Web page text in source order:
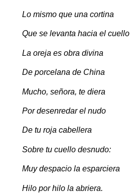
Lo mismo que una cortina
Que se levanta hacia el cuello
La oreja es obra divina
De porcelana de China
Mucho, señora, te diera
Por desenredar el nudo
De tu roja cabellera
Sobre tu cuello desnudo:
Muy despacio la esparciera
Hilo por hilo la abriera.